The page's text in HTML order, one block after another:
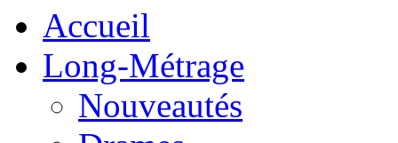
Accueil
Long-Métrage
Nouveautés